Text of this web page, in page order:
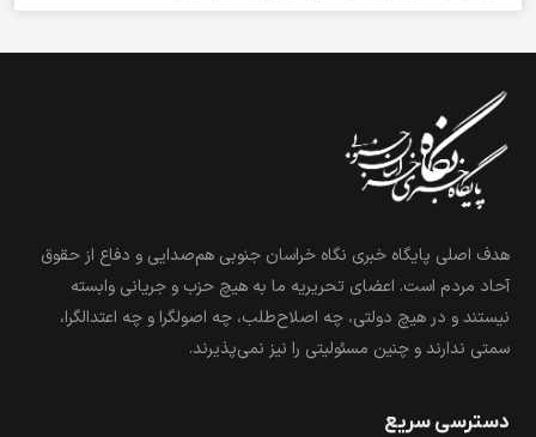
هدف اصلی پایگاه خبری نگاه خراسان جنوبی هم‌صدایی و دفاع از حقوق
آحاد مردم است. اعضای تحریریه ما به هیچ حزب و جریانی وابسته
نیستند و در هیچ دولتی، چه اصلاح‌طلب، چه اصولگرا و چه اعتدالگرا،
سمتی ندارند و چنین مسئولیتی را نیز نمی‌پذیرند.
دسترسی سریع